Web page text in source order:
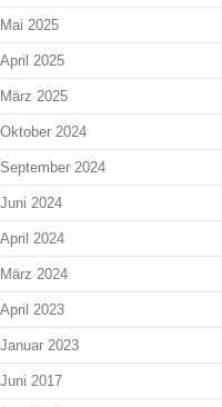
Mai 2025
April 2025
März 2025
Oktober 2024
September 2024
Juni 2024
April 2024
März 2024
April 2023
Januar 2023
Juni 2017